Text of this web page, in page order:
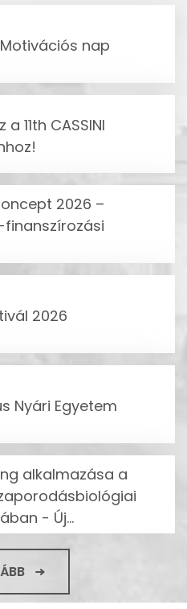
Motivációs nap
11th CASSINI
2026 –
2026
Nyári Egyetem
alkalmazása a
- Új...